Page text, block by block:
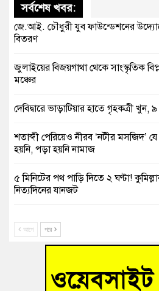
সর্বশেষ খবর:
জে.আই. চৌধুরী যুব ফাউন্ডেশনের উদ্যোগে
বিতরণ
জুলাইয়ের বিজয়গাথা থেকে সাংস্কৃতিক
মঞ্চের
দেবিদ্বারে ভাড়াটিয়ার হাতে গৃহকত্রী
শতাব্দী পেরিয়েও নীরব ‘নটীর
হয়নি, পড়া হয়নি নামাজ
৫ মিনিটের পথ পাড়ি দিতে ২ ঘণ্টা!
নিত্যদিনের যানজট
গ্রিসে দুই শতাধিক অভিবাসী উদ্ধার,
বুড়িচংয়ে নিখোঁজের ৩ দিন পর ফিশারির
আগে পরে